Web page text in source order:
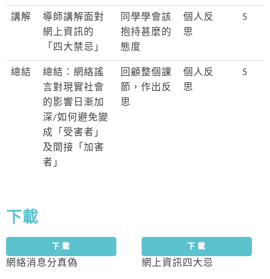
講解
導師講解面對
網上資訊的
「四大禁忌」
同學學會該
抱持甚麼的
態度
個人反
思
5
總結
總結：網絡謠
言對現實社會
的影響日漸加
深/如何避免變
成「受害者」
及間接「加害
者」
回顧整個課
節，作出反
思
個人反
思
5
下載
下 載
網絡消息分真偽
下 載
網上資訊四大忌